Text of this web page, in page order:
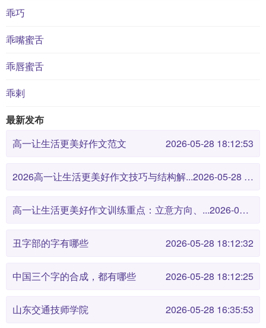
乖巧
乖嘴蜜舌
乖唇蜜舌
乖剌
最新发布
高一让生活更美好作文范文
2026-05-28 18:12:53
2026高一让生活更美好作文技巧与结构解... 2026-05-28 18:12:46
高一让生活更美好作文训练重点：立意方向、... 2026-05-28 18:12:38
丑字部的字有哪些 2026-05-28 18:12:32
中国三个字的合成，都有哪些 2026-05-28 18:12:25
山东交通技师学院 2026-05-28 16:35:53